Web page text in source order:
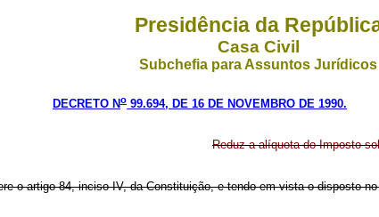
Presidência da
Casa Civil
Subchefia para Assuntos Jurídicos
DECRETO No 99.694, DE 16 DE NOVEMBRO DE 1990.
Reduz a alíquota do Imposto
o artigo 84, inciso IV, da Constituição, e tendo em vista o disposto